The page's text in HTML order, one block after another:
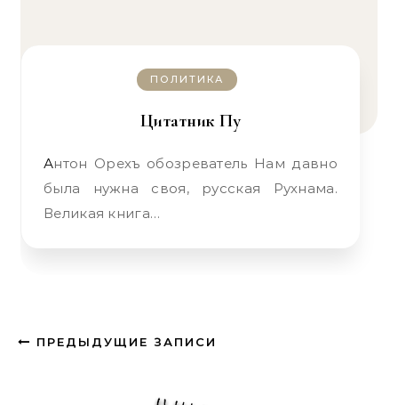
ПОЛИТИКА
Цитатник Пу
Антон Орехъ обозреватель Нам давно
была нужна своя, русская Рухнама.
Великая книга…
ПРЕДЫДУЩИЕ ЗАПИСИ